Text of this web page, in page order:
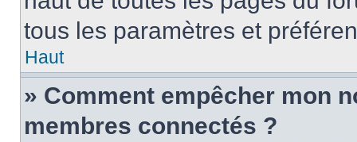
tous les paramètres et
Haut
» Comment empêcher mon
membres connectés ?